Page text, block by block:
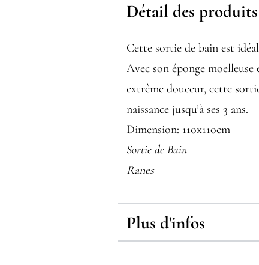
Détail des produits
Cette sortie de bain est
Avec son éponge
extrême douceur, cette
naissance jusqu’à ses 3 ans.
Dimension: 110x110cm
Sortie de Bain
Ranes
Plus d'infos